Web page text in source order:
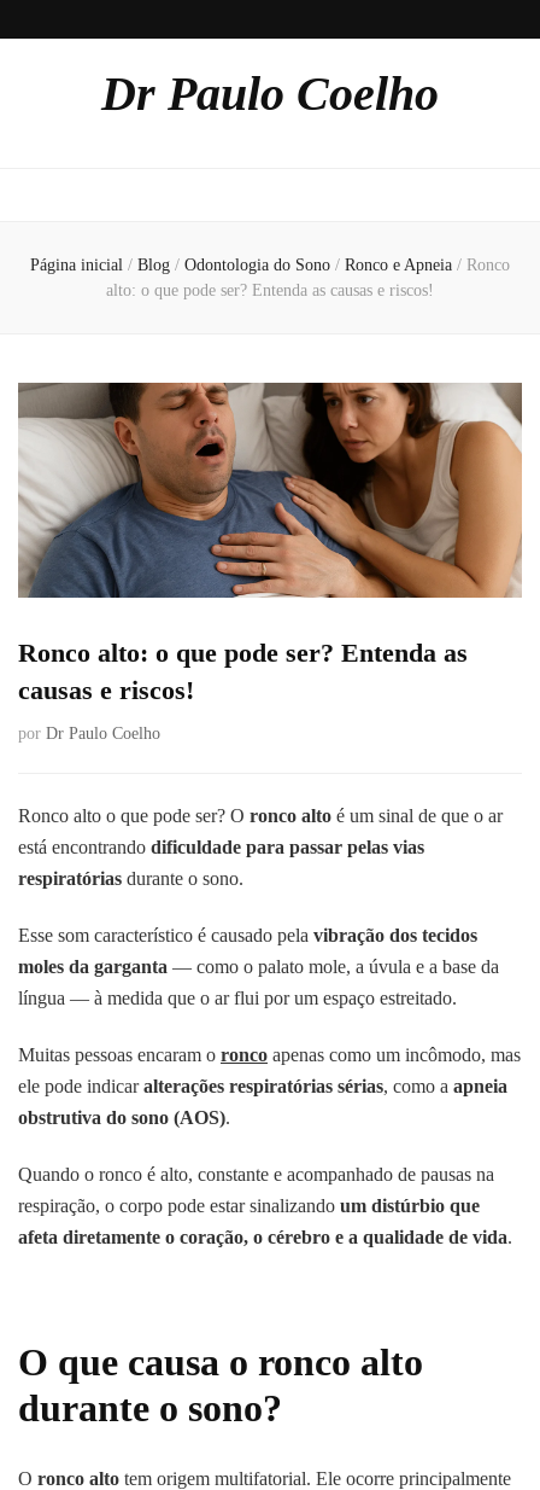
Dr Paulo Coelho
Página inicial / Blog / Odontologia do Sono / Ronco e Apneia / Ronco
alto: o que pode ser? Entenda as causas e riscos!
Ronco alto: o que pode ser? Entenda as
causas e riscos!
por Dr Paulo Coelho
Ronco alto o que pode ser? O ronco alto é um sinal de que o ar
está encontrando dificuldade para passar pelas vias
respiratórias durante o sono.
Esse som característico é causado pela vibração dos tecidos
moles da garganta — como o palato mole, a úvula e a base da
língua — à medida que o ar flui por um espaço estreitado.
Muitas pessoas encaram o ronco apenas como um incômodo, mas
ele pode indicaralterações respiratórias sérias, como a apneia
obstrutiva do sono (AOS).
Quando o ronco é alto, constante e acompanhado de pausas na
respiração, o corpo pode estar sinalizando um distúrbio que
afeta diretamente o coração, o cérebro e a qualidade de vida.
O que causa o ronco alto
durante o sono?
O ronco alto tem origem multifatorial. Ele ocorre principalmente